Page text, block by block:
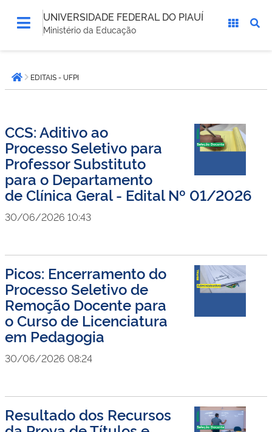
UNIVERSIDADE FEDERAL DO PIAUÍ
Ministério da Educação
está
aqui:Página inicial
EDITAIS - UFPI
CCS: Aditivo ao
Processo Seletivo para
Professor Substituto
para o Departamento
de Clínica Geral - Edital Nº 01/2026
30/06/2026 10:43
Picos: Encerramento do
Processo Seletivo de
Remoção Docente para
o Curso de Licenciatura
em Pedagogia
30/06/2026 08:24
Resultado dos Recursos